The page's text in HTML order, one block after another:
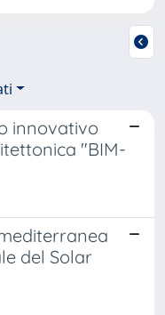
innovativo
"BIM-
del Solar